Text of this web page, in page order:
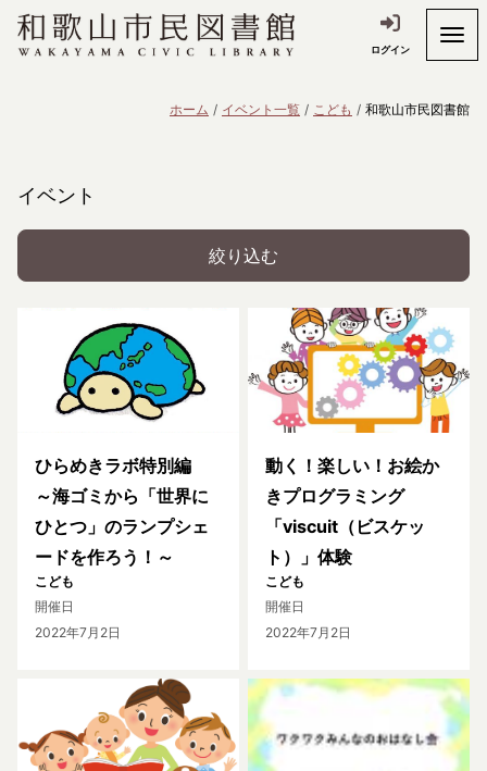
ログイン
ホーム イベント一覧 こども 和歌山市民図書館
イベント
絞り込む
ひらめきラボ特別編
～海ゴミから「世界に
ひとつ」のランプシェ
ードを作ろう！～
こども
開催日
2022年7月2日
動く！楽しい！お絵か
きプログラミング
「viscuit（ビスケッ
ト）」体験
こども
開催日
2022年7月2日